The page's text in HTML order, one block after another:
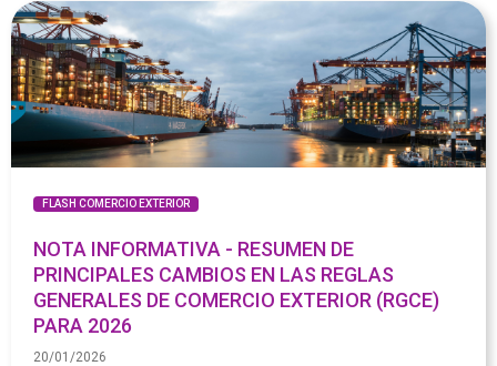
FLASH COMERCIO EXTERIOR
NOTA INFORMATIVA - RESUMEN DE
PRINCIPALES CAMBIOS EN LAS REGLAS
GENERALES DE COMERCIO EXTERIOR (RGCE)
PARA 2026
20/01/2026